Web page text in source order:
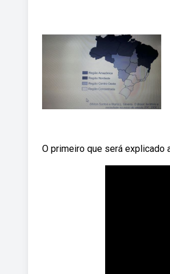
O primeiro que será explicado